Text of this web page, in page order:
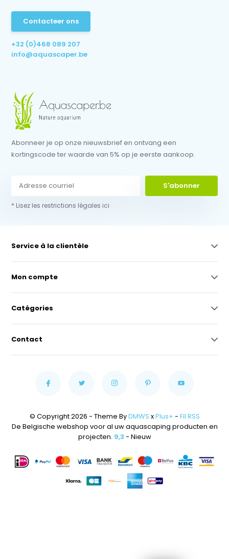
Contacteer ons
+32 (0)468 089 207
info@aquascaper.be
Abonneer je op onze nieuwsbrief en ontvang een
kortingscode ter waarde van 5% op je eerste aankoop.
S'abonner
* Lisez les restrictions légales ici
Service à la clientèle
Mon compte
Catégories
Contact
© Copyright 2026 - Theme ByDMWS xPlus+ - Fil RSS
De Belgische webshop voor al uw aquascaping producten en
projecten. 9,3 - Nieuw